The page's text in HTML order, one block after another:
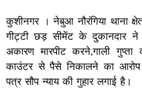
कुशीनगर । नेबुआ नौरंगिया थाना
गीट्टी छड़ सीमेंट के दुकानदार
अकारण मारपीट करने,गाली
काउंटर से पैसे निकालने का आरोप
पत्र सौप न्याय की गुहार लगाई है।